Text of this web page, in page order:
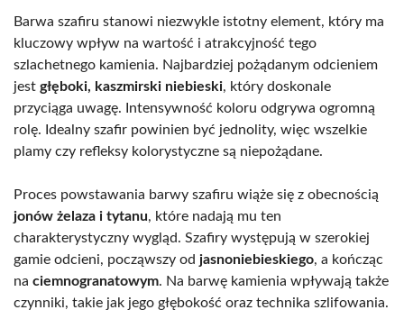
Barwa szafiru stanowi niezwykle istotny element, który ma
kluczowy wpływ na wartość i atrakcyjność tego
szlachetnego kamienia. Najbardziej pożądanym odcieniem
jest głęboki, kaszmirski niebieski, który doskonale
przyciąga uwagę. Intensywność koloru odgrywa ogromną
rolę. Idealny szafir powinien być jednolity, więc wszelkie
plamy czy refleksy kolorystyczne są niepożądane.
Proces powstawania barwy szafiru wiąże się z obecnością
jonów żelaza i tytanu, które nadają mu ten
charakterystyczny wygląd. Szafiry występują w szerokiej
gamie odcieni, począwszy od jasnoniebieskiego, a kończąc
na ciemnogranatowym. Na barwę kamienia wpływają także
czynniki, takie jak jego głębokość oraz technika szlifowania.